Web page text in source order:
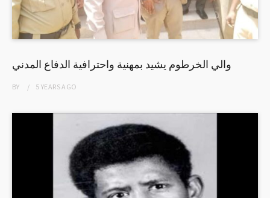
والي الخرطوم يشيد بمهنية واحترافية الدفاع المدني
BY 5 YEARSAGO